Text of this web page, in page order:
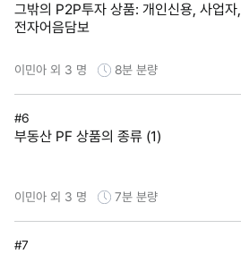
그밖의 P2P투자 상품: 개인신용, 사업자,
전자어음담보
이민아 외 3 명 8분 분량
#6
부동산 PF 상품의 종류 (1)
이민아 외 3 명 7분 분량
#7